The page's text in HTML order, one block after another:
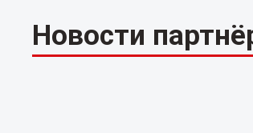
Новости